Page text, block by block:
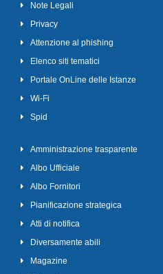
Note Legali
Privacy
Attenzione al phishing
Elenco siti tematici
Portale OnLine delle Istanze
Wi-Fi
Spid
Amministrazione trasparente
Albo Ufficiale
Albo Fornitori
Pianificazione strategica
Atti di notifica
Diversamente abili
Magazine